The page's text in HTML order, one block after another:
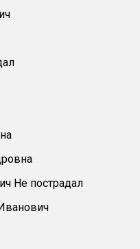
Не пострадал